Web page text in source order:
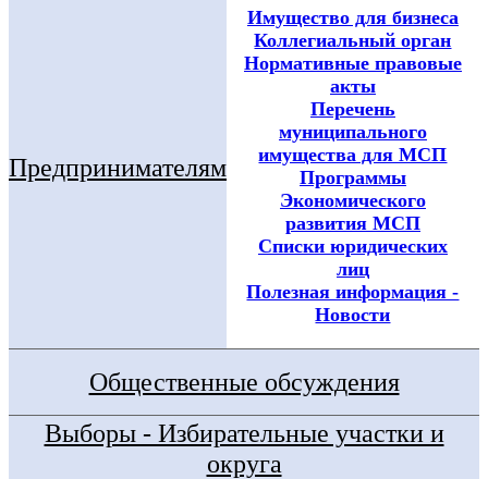
Предпринимателям
Имущество для бизнеса
Коллегиальный орган
Нормативные правовые
акты
Перечень
муниципального
имущества для МСП
Программы
Экономического
развития МСП
Списки юридических
лиц
Полезная информация -
Новости
Общественные обсуждения
Выборы - Избирательные участки и
округа